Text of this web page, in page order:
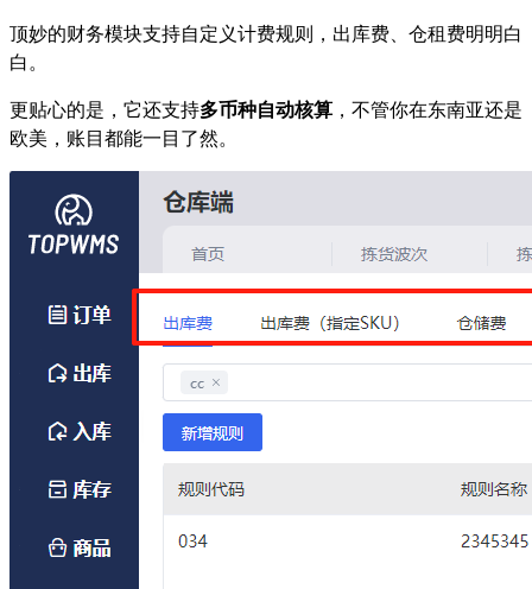
顶妙的财务模块支持自定义计费规则，出库费、仓租费明明白
白。
更贴心的是，它还支持多币种自动核算 ，不管你在东南亚还是
欧美，账目都能一目了然。